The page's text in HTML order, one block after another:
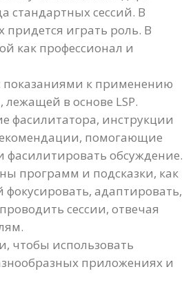
стандартных сессий. В
придется играть роль. В
как профессионал и
показаниями к применению
в основе LSP.
фасилитатора, инструкции
помогающие
фасилитировать обсуждение.
программ и подсказки, как
фокусировать, адаптировать,
сессии, отвечая
чтобы использовать
приложениях и